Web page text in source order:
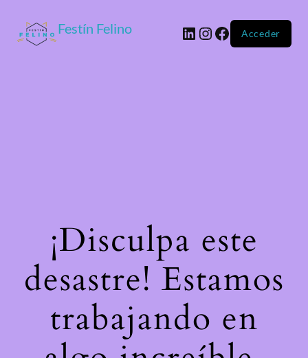
Festín Felino Acceder
¡Disculpa este
desastre! Estamos
trabajando en